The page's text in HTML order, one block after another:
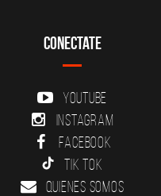
Conectate
YouTube
Instagram
Facebook
Tik Tok
Quienes somos